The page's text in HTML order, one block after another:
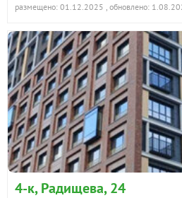
размещено: 01.12.2025 , обновлено:
4-к, Радищева, 24